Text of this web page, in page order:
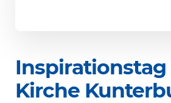
Inspi­ra­ti­onstag
Kirche